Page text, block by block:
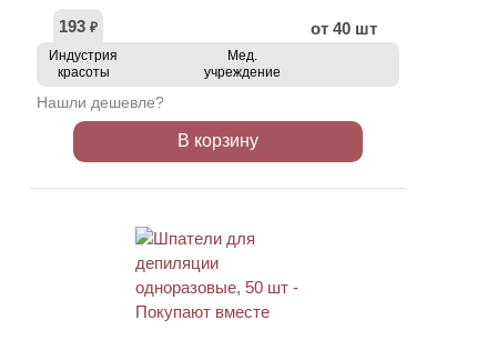
193 ₽ от 40 шт
Индустрия
красоты
Мед.
учреждение
Нашли дешевле?
В корзину